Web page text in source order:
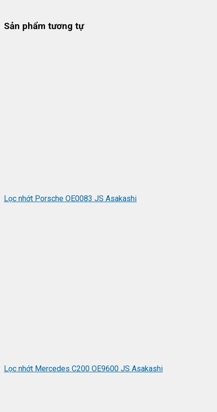
Sản phẩm tương tự
Lọc nhớt Porsche OE0083 JS Asakashi
Lọc nhớt Mercedes C200 OE9600 JS Asakashi